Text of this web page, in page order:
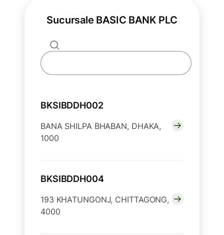
Sucursale BASIC BANK PLC
BKSIBDDH002
BANA SHILPA BHABAN, DHAKA,
1000
BKSIBDDH004
193 KHATUNGONJ, CHITTAGONG,
4000